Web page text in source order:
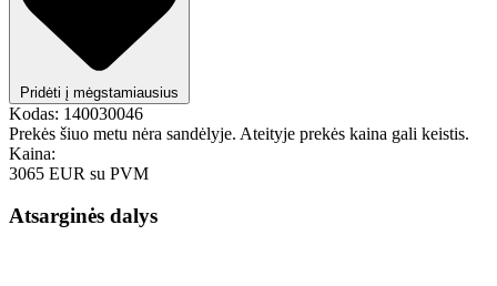
Pridėti į mėgstamiausius
Kodas: 140030046
Prekės šiuo metu nėra sandėlyje. Ateityje prekės kaina gali keistis.
Kaina:
3065 EUR su PVM
Atsarginės dalys